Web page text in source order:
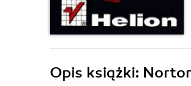
Opis książki: